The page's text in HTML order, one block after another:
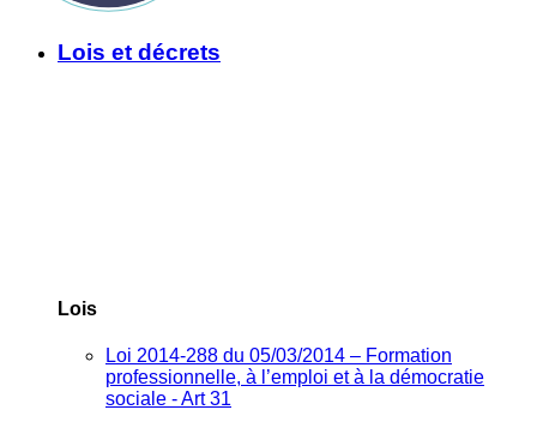
Lois et décrets
Lois
Loi 2014-288 du 05/03/2014 – Formation
professionnelle, à l’emploi et à la démocratie
sociale - Art 31